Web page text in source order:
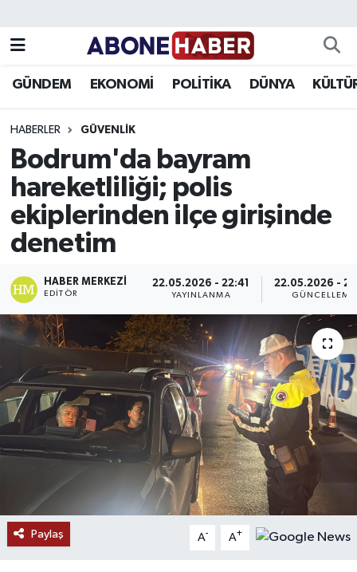
GÜNDEM EKONOMİ POLİTİKA DÜNYA
HABERLER GÜVENLIK
Bodrum'da bayram
hareketliliği; polis
ekiplerinden ilçe girişinde
denetim
HABER MERKEZI
EDITÖR
22.05.2026 - 22:41
YAYINLANMA
22.05.2026 -
GÜNCELLEME
Paylaş A- A+
Asayiş
Bilim ve Teknoloji
Eğitim
Ekonomi
Genel
Haberde İnsan
Kültür Sanat
Süper Lig Puan Durumu ve Fikstür
Tüm Manşetler